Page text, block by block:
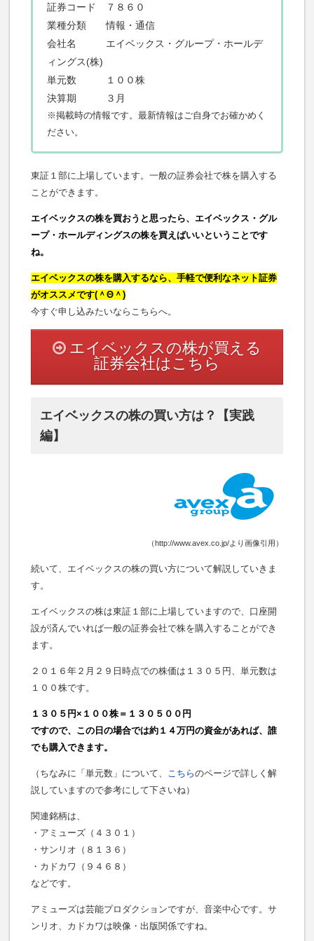
証券コード ７８６０
業種分類 情報・通信
会社名 エイベックス・グループ・ホールデ
ィングス(株)
単元数 １００株
決算期 ３月
※掲載時の情報です。最新情報はご自身でお確かめく
ださい。
東証１部に上場しています。一般の証券会社で株を購入する
ことができます。
エイベックスの株を買おうと思ったら、エイベックス・グル
ープ・ホールディングスの株を買えばいいということです
ね。
エイベックスの株を購入するなら、手軽で便利なネット証券
がオススメです(＾Θ＾)
今すぐ申し込みたいならこちらへ。
エイベックスの株が買える
証券会社はこちら
エイベックスの株の買い方は？【実践
編】
（http://www.avex.co.jp/より画像引用）
続いて、エイベックスの株の買い方について解説していきま
す。
エイベックスの株は東証１部に上場していますので、口座開
設が済んでいれば一般の証券会社で株を購入することができ
ます。
２０１６年２月２９日時点での株価は１３０５円、単元数は
１００株です。
１３０５円×１００株＝１３０５００円
ですので、この日の場合では約１４万円の資金があれば、誰
でも購入できます。
（ちなみに「単元数」について、 こちらのページで詳しく解
説していますので参考にして下さいね）
関連銘柄は、
・アミューズ（４３０１）
・サンリオ（８１３６）
・カドカワ（９４６８）
などです。
アミューズは芸能プロダクションですが、音楽中心です。サ
ンリオ、カドカワは映像・出版関係ですね。